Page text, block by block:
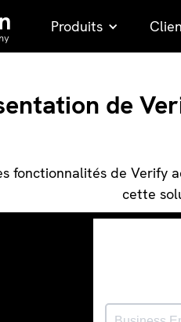
Produits
de
fonctionnalités de Verify
cette